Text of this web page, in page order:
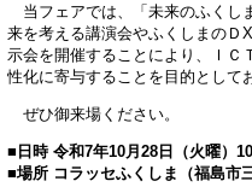
当フェアでは、「未来のふくし
来を考える講演会やふくしまのＤ
示会を開催することにより、ＩＣ
性化に寄与することを目的として
ぜひ御来場ください。
■日時 令和7年10月28日（火曜）
■場所 コラッセふくしま（福島市